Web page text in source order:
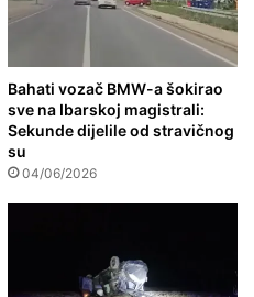
Bahati vozač BMW-a šokirao
sve na Ibarskoj magistrali:
Sekunde dijelile od stravičnog
su
04/06/2026